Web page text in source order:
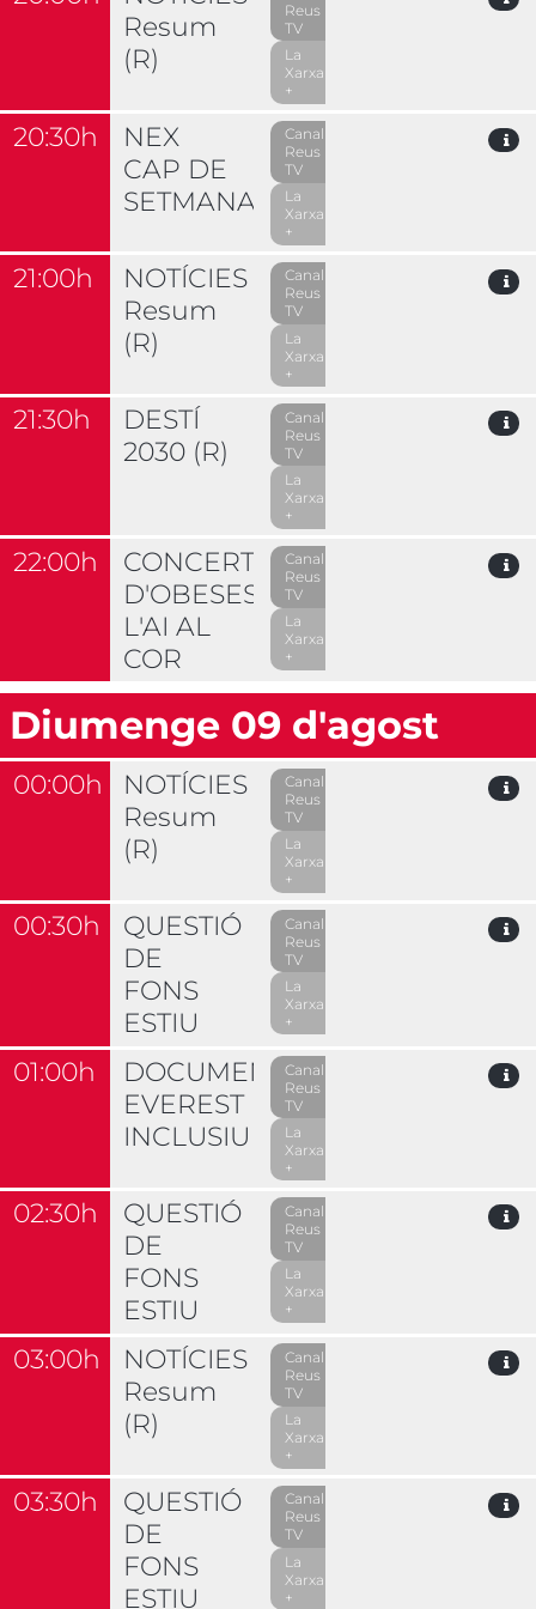
Resum
(R)
Reus
TV
La
Xarxa
+
20:30h
NEX
CAP DE
SETMANA
Canal
Reus
TV
La
Xarxa
+
21:00h
NOTÍCIES
Resum
(R)
Canal
Reus
TV
La
Xarxa
+
21:30h
DESTÍ
2030 (R)
Canal
Reus
TV
La
Xarxa
+
22:00h
CONCERT
D'OBESES:
L'AI AL
COR
Canal
Reus
TV
La
Xarxa
+
Diumenge 09 d'agost
00:00h
NOTÍCIES
Resum
(R)
Canal
Reus
TV
La
Xarxa
+
00:30h
QUESTIÓ
DE
FONS
ESTIU
Canal
Reus
TV
La
Xarxa
+
01:00h
DOCUMENTAL:
EVEREST
INCLUSIU
Canal
Reus
TV
La
Xarxa
+
02:30h
QUESTIÓ
DE
FONS
ESTIU
Canal
Reus
TV
La
Xarxa
+
03:00h
NOTÍCIES
Resum
(R)
Canal
Reus
TV
La
Xarxa
+
03:30h
QUESTIÓ
DE
FONS
ESTIU
Canal
Reus
TV
La
Xarxa
+